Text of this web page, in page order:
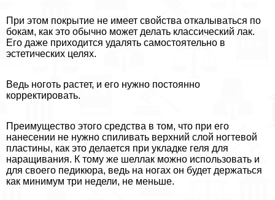
При этом покрытие не имеет свойства откалываться по
бокам, как это обычно может делать классический лак.
Его даже приходится удалять самостоятельно в
эстетических целях.
Ведь ноготь растет, и его нужно постоянно
корректировать.
Преимущество этого средства в том, что при его
нанесении не нужно спиливать верхний слой ногтевой
пластины, как это делается при укладке геля для
наращивания. К тому же шеллак можно использовать и
для своего педикюра, ведь на ногах он будет держаться
как минимум три недели, не меньше.